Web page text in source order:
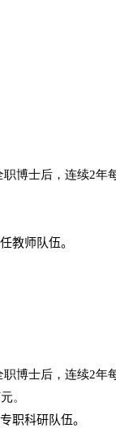
职博士后，连续2年
教师队伍。
职博士后，连续2年
。
职科研队伍。